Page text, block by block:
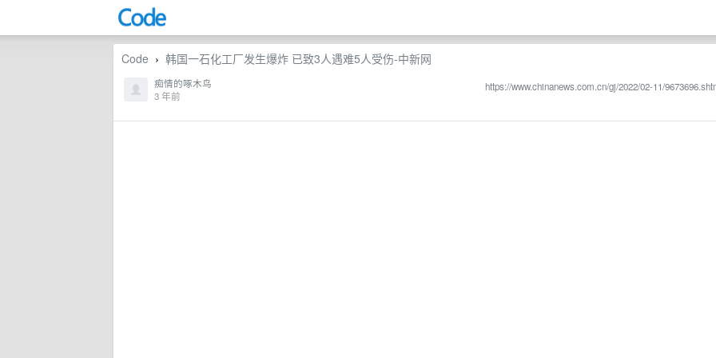
Code › 韩国一石化工厂发生爆炸 已致3人遇难5人受伤-中新网
https://www.chinanews.com.cn/gj/2022/02-11/
痴情的啄木鸟
3 年前